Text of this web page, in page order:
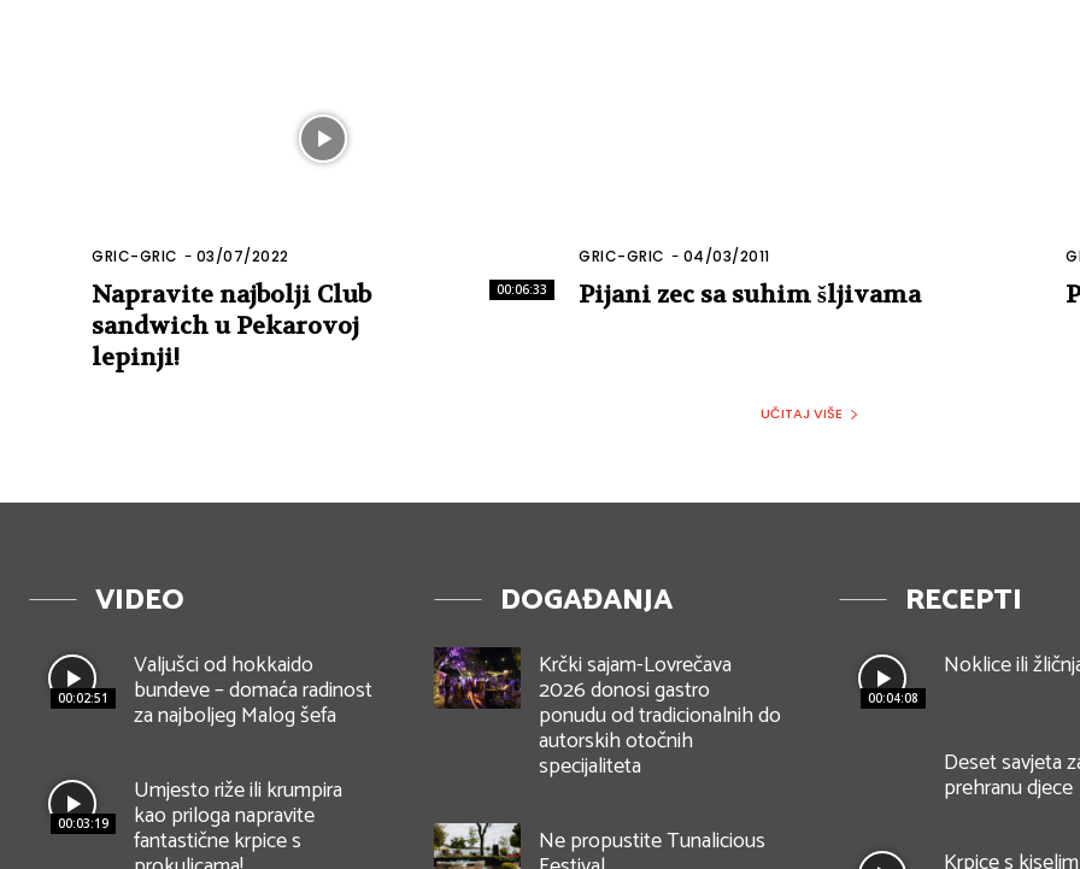
00:06:33
GRIC-GRIC - 03/07/2022
Napravite najbolji Club
sandwich u Pekarovoj
lepinji!
GRIC-GRIC - 04/03/2011
Pijani zec sa suhim šljivama
UČITAJ VIŠE
VIDEO
00:02:51
Valjušci od hokkaido
bundeve – domaća radinost
za najboljeg Malog šefa
00:03:19
Umjesto riže ili krumpira
kao priloga napravite
fantastične krpice s
DOGAĐANJA
Krčki sajam-Lovrečava
2026 donosi gastro
ponudu od tradicionalnih do
autorskih otočnih
specijaliteta
Ne propustite Tunalicious
RECEPTI
00:04:08
Noklice ili
Deset savjeta
prehranu djece